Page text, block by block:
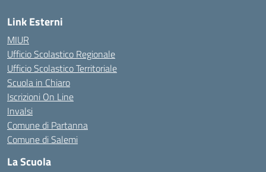
Link Esterni
MIUR
Ufficio Scolastico Regionale
Ufficio Scolastico Territoriale
Scuola in Chiaro
Iscrizioni On Line
Invalsi
Comune di Partanna
Comune di Salemi
La Scuola